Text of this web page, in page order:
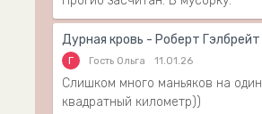
Дурная кровь - Роберт Гэлбрейт
Г Гость Ольга 11.01.26
Слишком много маньяков на один
квадратный километр))